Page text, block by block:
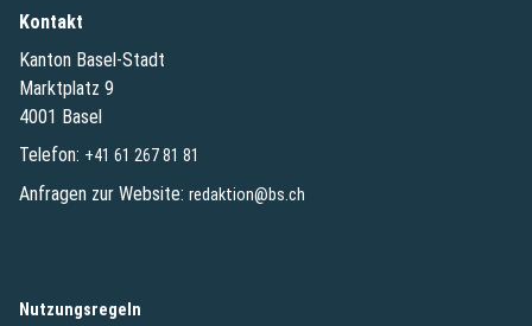
Kontakt
Kanton Basel-Stadt
Marktplatz 9
4001 Basel
Telefon: +41 61 267 81 81
Anfragen zur Website: redaktion@bs.ch
Nutzungsregeln